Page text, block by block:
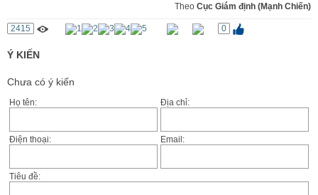
Theo Cục Giám định (Mạnh Chiến)
2415 0
Ý KIẾN
Chưa có ý kiến
Họ tên: Địa chỉ:
Điện thoại: Email:
Tiêu đề: